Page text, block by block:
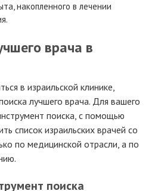
накопленного в лечении
врача в
в израильской клинике,
лучшего врача. Для вашего
поиска, с помощью
список израильских врачей со
по медицинской отрасли, а по
поиска